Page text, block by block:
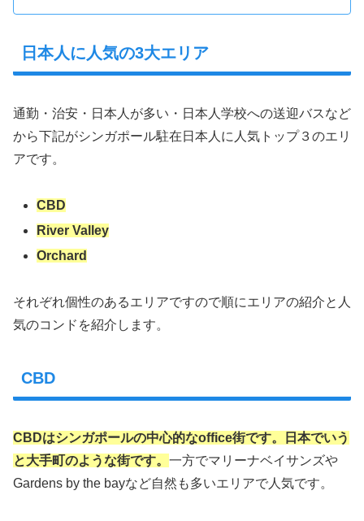
日本人に人気の3大エリア
通勤・治安・日本人が多い・日本人学校への送迎バスなど
から下記がシンガポール駐在日本人に人気トップ３のエリ
アです。
CBD
River Valley
Orchard
それぞれ個性のあるエリアですので順にエリアの紹介と人
気のコンドを紹介します。
CBD
CBDはシンガポールの中心的なoffice街です。日本でいう
と大手町のような街です。 一方でマリーナベイサンズや
Gardens by the bayなど自然も多いエリアで人気です。